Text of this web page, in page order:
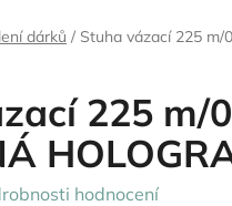
dárků / Stuha vázací 225 m/
225 m/
hodnocení